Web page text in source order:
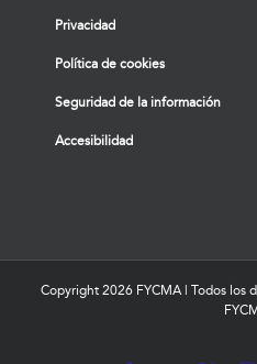
Privacidad
Política de cookies
Seguridad de la información
Accesibilidad
Copyright 2026 FYCMA | Todos los